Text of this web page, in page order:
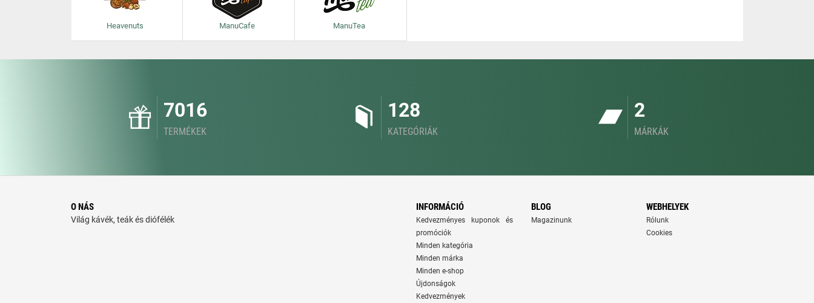
Heavenuts ManuCafe ManuTea
7016
TERMÉKEK
128
KATEGÓRIÁK
2
MÁRKÁK
O NÁS
Világ kávék, teák és diófélék
INFORMÁCIÓ
Kedvezményes kuponok és
promóciók
Minden kategória
Minden márka
Minden e-shop
Újdonságok
Kedvezmények
BLOG
Magazinunk
WEBHELYEK
Rólunk
Cookies